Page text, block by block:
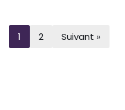
1 2 Suivant »